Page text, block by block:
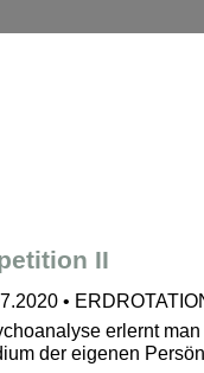
II
•
erlernt
der eigenen